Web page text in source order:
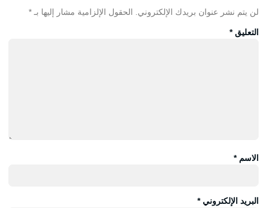
لن يتم نشر عنوان بريدك الإلكتروني. الحقول الإلزامية مشار إليها بـ *
التعليق*
الاسم*
البريد الإلكتروني*